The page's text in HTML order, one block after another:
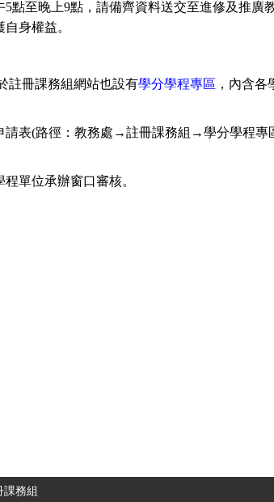
至晚上9點，請備齊資料送交至進修及推廣
身權益。
註冊課務組網站也設有學分學程專區 ，內含
請表(路徑：教務處→註冊課務組→學分學程
單位承辦窗口審核。
課務組